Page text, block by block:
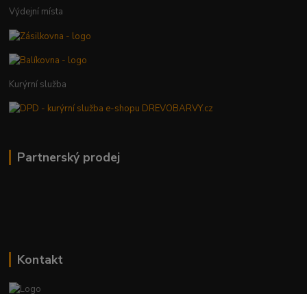
Výdejní místa
Kurýrní služba
Partnerský prodej
Kontakt